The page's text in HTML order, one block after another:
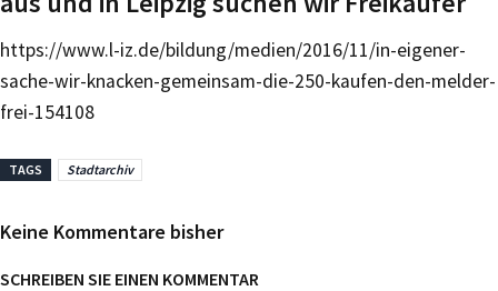
https://www.l-iz.de/bildung/medien/2016/11/in-eigener-
sache-wir-knacken-gemeinsam-die-250-kaufen-den-melder-
frei-154108
TAGS Stadtarchiv
Keine Kommentare bisher
SCHREIBEN SIE EINEN KOMMENTAR